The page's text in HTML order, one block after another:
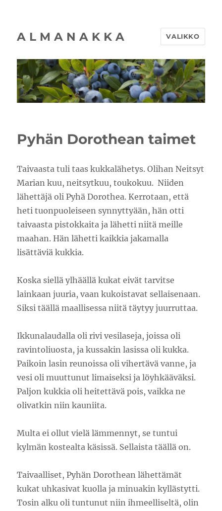
A L M A N A K K A VALIKKO
Pyhän Dorothean taimet
Taivaasta tuli taas kukkalähetys. Olihan Neitsyt
Marian kuu, neitsytkuu, toukokuu. Niiden
lähettäjä oli Pyhä Dorothea. Kerrotaan, että
heti tuonpuoleiseen synnyttyään, hän otti
taivaasta pistokkaita ja lähetti niitä meille
maahan. Hän lähetti kaikkia jakamalla
lisättäviä kukkia.
Koska siellä ylhäällä kukat eivät tarvitse
lainkaan juuria, vaan kukoistavat sellaisenaan.
Siksi täällä maallisessa niitä täytyy juurruttaa.
Ikkunalaudalla oli rivi vesilaseja, joissa oli
ravintoliuosta, ja kussakin lasissa oli kukka.
Paikoin lasin reunoissa oli vihertävä vanne, ja
vesi oli muuttunut limaiseksi ja löyhkääväksi.
Paljon kukkia oli heitettävä pois, vaikka ne
olivatkin niin kauniita.
Multa ei ollut vielä lämmennyt, se tuntui
kylmän kostealta käsissä. Sellaista täällä on.
Taivaalliset, Pyhän Dorothean lähettämät
kukat uhkasivat kuolla ja minuakin kyllästytti.
Tosin alku oli tuntunut niin ihmeelliseltä, olin